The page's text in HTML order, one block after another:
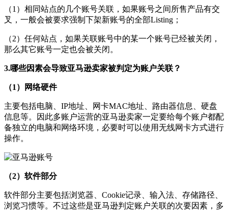
（1）相同站点的几个账号关联，如果账号之间所售产品有交
叉，一般会被要求强制下架新账号的全部Listing；
（2）任何站点，如果关联账号中的某一个账号已经被关闭，
那么其它账号一定也会被关闭。
3.哪些因素会导致亚马逊卖家被判定为账户关联？
（1）网络硬件
主要包括电脑、IP地址、网卡MAC地址、路由器信息、硬盘
信息等。因此多账户运营的亚马逊卖家一定要给每个账户都配
备独立的电脑和网络环境，必要时可以使用无线网卡方式进行
操作。
（2）软件部分
软件部分主要包括浏览器、Cookie记录、输入法、存储路径、
浏览习惯等。不过这些是亚马逊判定账户关联的次要因素，多